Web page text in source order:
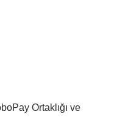
Ortaklığı ve